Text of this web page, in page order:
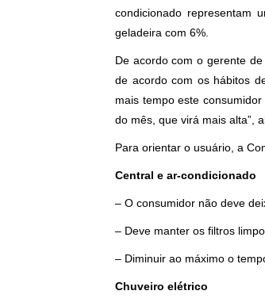
condicionado representam
geladeira com 6%.
De acordo com o gerente
de acordo com os hábitos
mais tempo este
do mês, que virá mais alta”,
Para orientar o usuário, a
Central e ar-condicionado
– O consumidor não deve
– Deve manter os filtros
– Diminuir ao máximo o
Chuveiro elétrico